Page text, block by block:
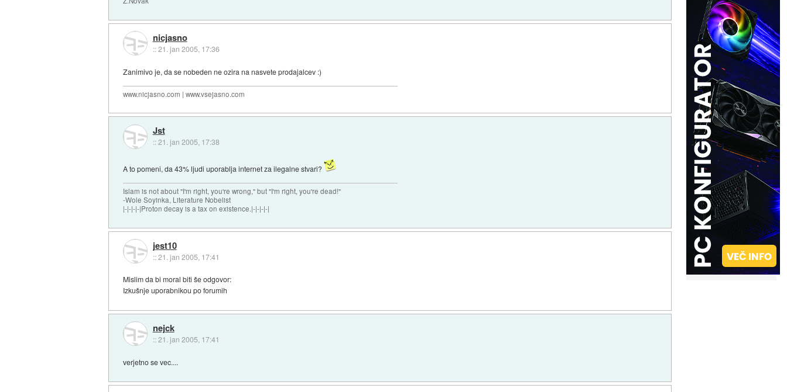
nicjasno
::21. jan 2005, 17:36
Zanimivo je, da se nobeden ne ozira na nasvete prodajalcev :)
www.nicjasno.com | www.vsejasno.com
Jst
::21. jan 2005, 17:38
A to pomeni, da 43% ljudi uporablja internet za ilegalne stvari?
Islam is not about "I'm right, you're wrong," but "I'm right, you're dead!"
-Wole Soyinka, Literature Nobelist
|-|-|-|-|Proton decay is a tax on existence.|-|-|-|-|
jest10
::21. jan 2005, 17:41
Mislim da bi moral biti še odgovor:
Izkušnje uporabnikou po forumih
nejck
::21. jan 2005, 17:41
verjetno se vec....